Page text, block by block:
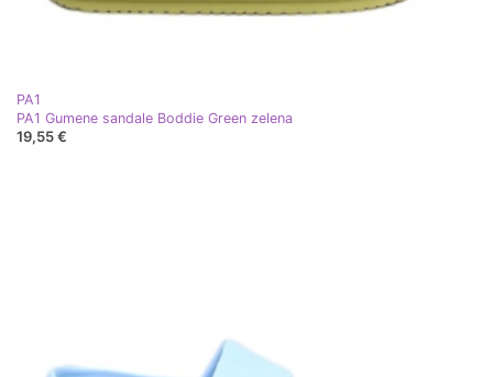
PA1
PA1 Gumene sandale Boddie Green zelena
19,55 €